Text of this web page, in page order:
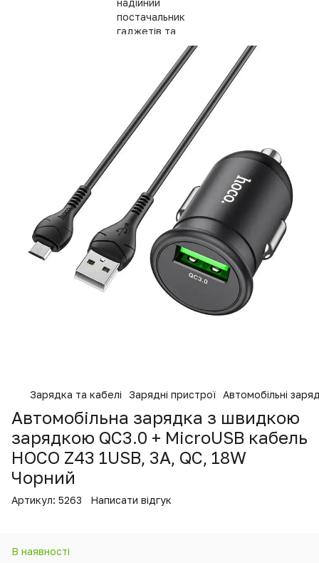
Зарядка та кабелі Зарядні пристрої Автомобільні
Автомобільна зарядка з швидкою
зарядкою QC3.0 + MicroUSB кабель
HOCO Z43 1USB, 3A, QC, 18W
Чорний
Артикул: 5263 Написати відгук
В наявності